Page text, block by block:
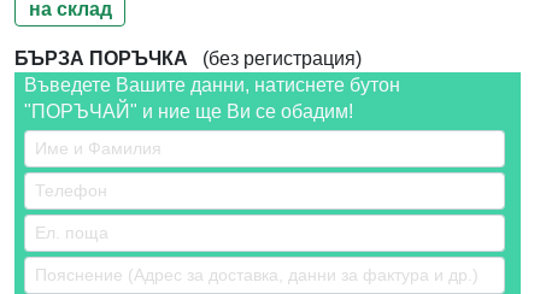
на склад
БЪРЗА ПОРЪЧКА (без регистрация)
Въведете Вашите данни, натиснете бутон
"ПОРЪЧАЙ" и ние ще Ви се обадим!